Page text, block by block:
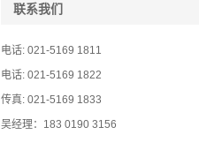
联系我们
电话: 021-5169 1811
电话: 021-5169 1822
传真: 021-5169 1833
吴经理：183 0190 3156